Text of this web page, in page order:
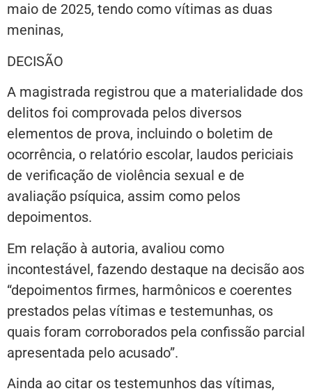
maio de 2025, tendo como vítimas as duas
meninas,
DECISÃO
A magistrada registrou que a materialidade dos
delitos foi comprovada pelos diversos
elementos de prova, incluindo o boletim de
ocorrência, o relatório escolar, laudos periciais
de verificação de violência sexual e de
avaliação psíquica, assim como pelos
depoimentos.
Em relação à autoria, avaliou como
incontestável, fazendo destaque na decisão aos
“depoimentos firmes, harmônicos e coerentes
prestados pelas vítimas e testemunhas, os
quais foram corroborados pela confissão parcial
apresentada pelo acusado”.
Ainda ao citar os testemunhos das vítimas,